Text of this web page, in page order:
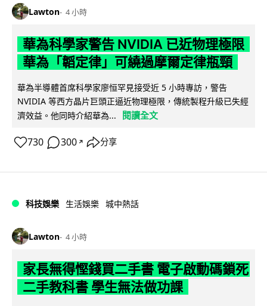
Lawton 4 小時
華為科學家警告 NVIDIA 已近物理極限
華為「韜定律」可繞過摩爾定律瓶頸
華為半導體首席科學家廖恒罕見接受近 5 小時專訪，警告
NVIDIA 等西方晶片巨頭正逼近物理極限，傳統製程升級已失經
濟效益。他同時介紹華為...
閱讀全文
730 300 ↗ 分享
科技娛樂 生活娛樂 城中熱話
Lawton 4 小時
家長無得慳錢買二手書 電子啟動碼鎖死
二手教科書 學生無法做功課